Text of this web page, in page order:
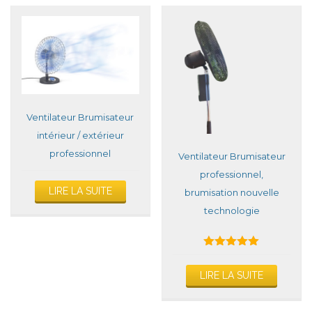
Ventilateur Brumisateur
intérieur / extérieur
professionnel
LIRE LA SUITE
Ventilateur Brumisateur
professionnel,
brumisation nouvelle
technologie
5.00
sur 5
LIRE LA SUITE